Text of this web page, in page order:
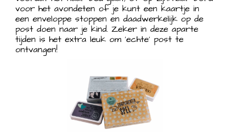
voor het avondeten of je kunt een kaartje in
een enveloppe stoppen en daadwerkelijk op de
post doen naar je kind. Zeker in deze aparte
tijden is het extra leuk om ‘echte’ post te
ontvangen!